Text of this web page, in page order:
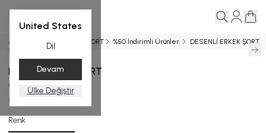
United States
Dil
Devam
Ülke Değiştir
Ana Sayfa SS 2024 ŞORT %50 İndirimli Ürünler. DESENLİ ERKEK ŞORT
DESENLİ ERKEK ŞORT
₺ 2,999.00
ES.025-24_R133_S
Renk